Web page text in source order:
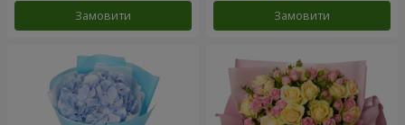
Замовити Замовити